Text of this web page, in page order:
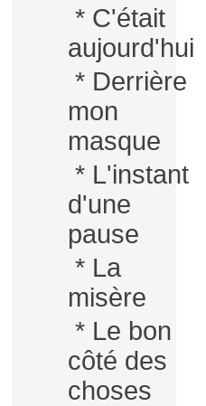
* C'était
aujourd'hui
* Derrière
mon
masque
* L'instant
d'une
pause
* La
misère
* Le bon
côté des
choses